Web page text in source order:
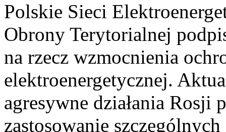
Polskie Sieci
Obrony Terytorialnej
na rzecz wzmocnienia
elektroenergetycznej.
agresywne działania Rosji
zastosowanie